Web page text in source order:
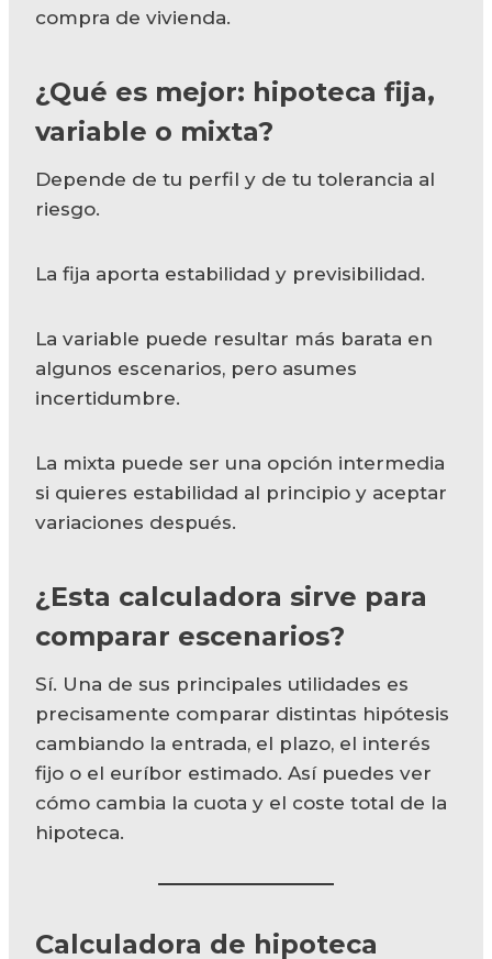
compra de vivienda.
¿Qué es mejor: hipoteca fija,
variable o mixta?
Depende de tu perfil y de tu tolerancia al
riesgo.
La fija aporta estabilidad y previsibilidad.
La variable puede resultar más barata en
algunos escenarios, pero asumes
incertidumbre.
La mixta puede ser una opción intermedia
si quieres estabilidad al principio y aceptar
variaciones después.
¿Esta calculadora sirve para
comparar escenarios?
Sí. Una de sus principales utilidades es
precisamente comparar distintas hipótesis
cambiando la entrada, el plazo, el interés
fijo o el euríbor estimado. Así puedes ver
cómo cambia la cuota y el coste total de la
hipoteca.
Calculadora de hipoteca